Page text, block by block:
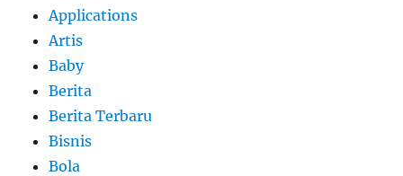
Applications
Artis
Baby
Berita
Berita Terbaru
Bisnis
Bola